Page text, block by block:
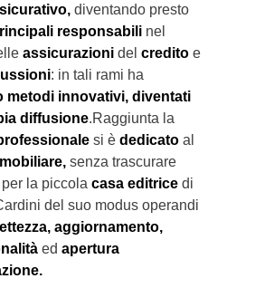
diventando presto
responsabili nel
assicurazioni del credito e
: in tali rami ha
metodi innovativi, diventati
diffusione.Raggiunta la
si è dedicato al
senza trascurare
per la piccola casa editrice di
del suo modus operandi
aggiornamento,
ed apertura